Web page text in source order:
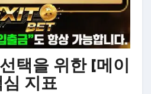
택을 위한 [메이
지표